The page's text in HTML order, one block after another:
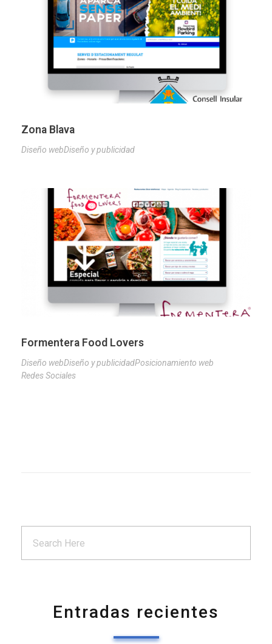
Zona Blava
Diseño webDiseño y publicidad
Formentera Food Lovers
Diseño webDiseño y publicidadPosicionamiento web
Redes Sociales
Entradas recientes